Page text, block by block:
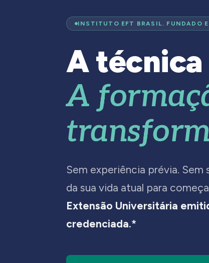
INSTITUTO EFT BRASIL. FUNDADO
A
A
Sem experiência prévia.
da sua vida atual para
Extensão Universitária
credenciada.*